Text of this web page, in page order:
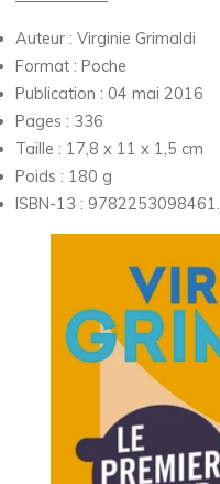
Auteur : Virginie Grimaldi
Format : Poche
Publication : 04 mai 2016
Pages : 336
Taille : 17,8 x 11 x 1,5 cm
Poids : 180 g
ISBN-13 : 9782253098461.